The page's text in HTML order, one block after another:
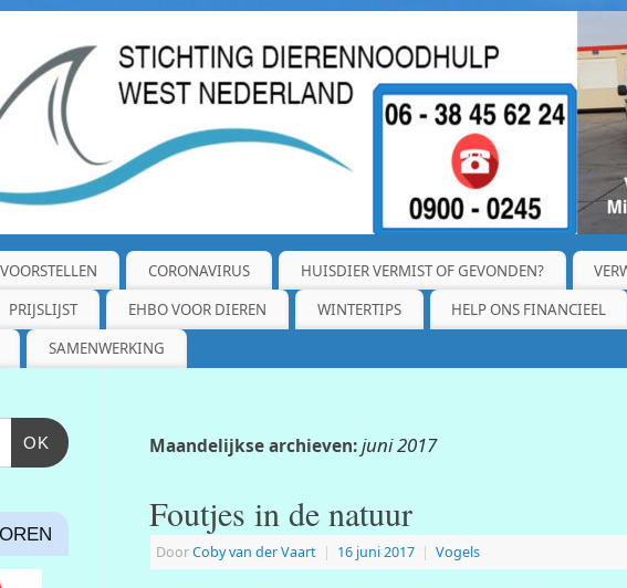
CORONAVIRUS HUISDIER VERMIST OF GEVONDEN?
PRIJSLIJST EHBO VOOR DIEREN WINTERTIPS HELP ONS FINANCIEEL
SAMENWERKING
Maandelijkse archieven:juni 2017
Foutjes in de natuur
DoorCoby van der Vaart | 16 juni 2017 | Vogels
OK